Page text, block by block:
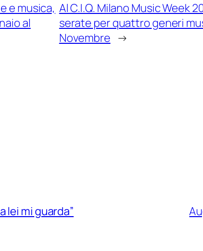
e musica,
al
Al C.I.Q. Milano Music Week
serate per quattro generi
Novembre →
lei mi guarda”